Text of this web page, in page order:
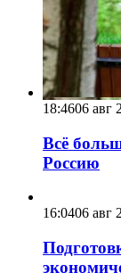
18:4606 авг
Всё
Россию
16:0406 авг